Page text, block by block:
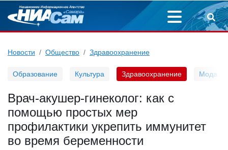
Новости Общество Здравоохранение
Образование Культура Здравоохранение Мода
Врач-акушер-гинеколог: как с
помощью простых мер
профилактики укрепить иммунитет
во время беременности